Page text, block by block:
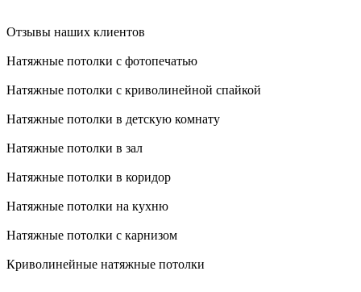
Отзывы наших клиентов
Натяжные потолки с фотопечатью
Натяжные потолки с криволинейной спайкой
Натяжные потолки в детскую комнату
Натяжные потолки в зал
Натяжные потолки в коридор
Натяжные потолки на кухню
Натяжные потолки с карнизом
Криволинейные натяжные потолки